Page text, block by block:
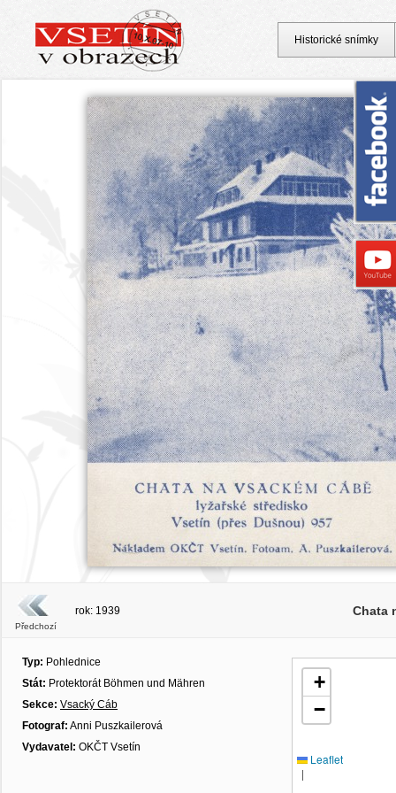
Předchozí
rok: 1939 Chata
Typ: Pohlednice
Stát: Protektorát Böhmen und Mähren
Sekce: Vsacký Cáb
Fotograf: Anni Puszkailerová
Vydavatel: OKČT Vsetín
+
−
Leaflet
|
Historické snímky